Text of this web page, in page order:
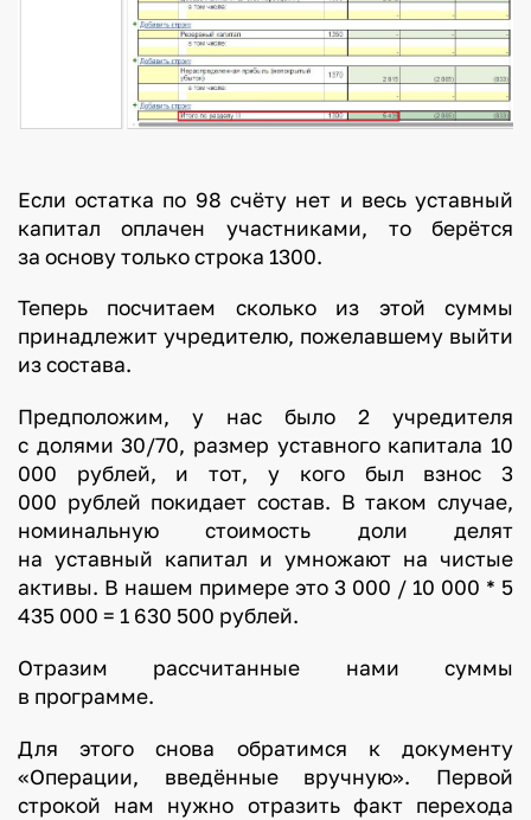
Если остатка по 98 счёту нет и весь уставный
капитал оплачен участниками, то берётся
за основу только строка 1300.
Теперь посчитаем сколько из этой суммы
принадлежит учредителю, пожелавшему выйти
из состава.
Предположим, у нас было 2 учредителя
с долями 30/70, размер уставного капитала 10
000 рублей, и тот, у кого был взнос 3
000 рублей покидает состав. В таком случае,
номинальную стоимость доли делят
на уставный капитал и умножают на чистые
активы. В нашем примере это 3 000 / 10 000 * 5
435 000 = 1 630 500 рублей.
Отразим рассчитанные нами суммы
в программе.
Для этого снова обратимся к документу
«Операции, введённые вручную». Первой
строкой нам нужно отразить факт перехода